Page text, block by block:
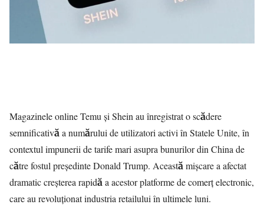
Magazinele online Temu și Shein au înregistrat o scădere
semnificativă a numărului de utilizatori activi în Statele Unite, în
contextul impunerii de tarife mari asupra bunurilor din China de
către fostul președinte Donald Trump. Această mișcare a afectat
dramatic creșterea rapidă a acestor platforme de comerț electronic,
care au revoluționat industria retailului în ultimele luni.